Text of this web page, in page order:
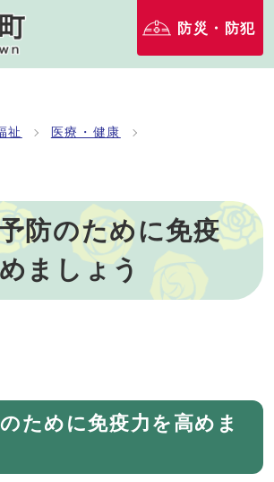
防災・防犯
祉 医療・健康
防のために免疫
ましょう
ために免疫力を高めま